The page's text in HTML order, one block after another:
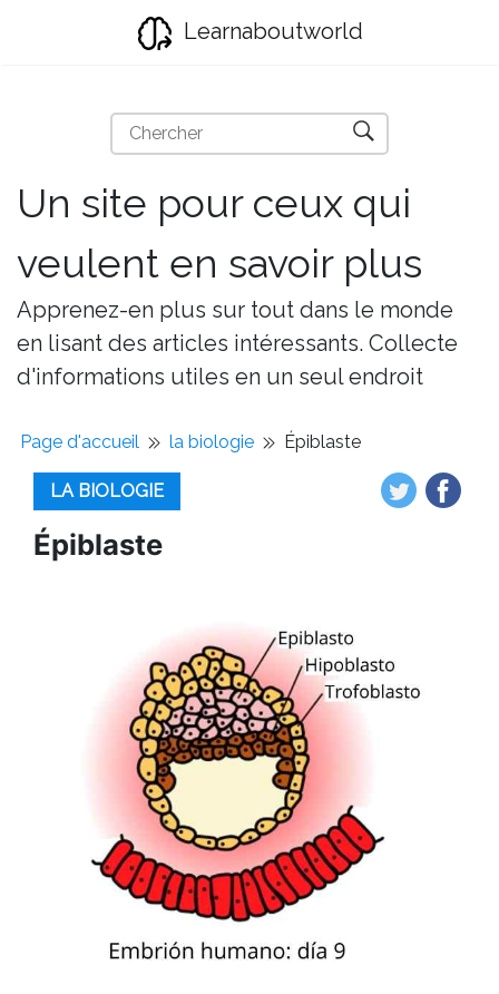
Learnaboutworld
Un site pour ceux qui
veulent en savoir plus
Apprenez-en plus sur tout dans le monde
en lisant des articles intéressants. Collecte
d'informations utiles en un seul endroit
Page d'accueil la biologie Épiblaste
LA BIOLOGIE
Épiblaste